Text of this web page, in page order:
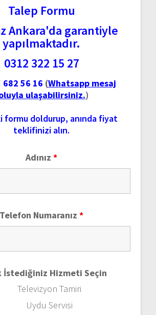
Talep Formu
Ankara'da garantiyle
yapılmaktadır.
0312 322 15 27
682 56 16 (Whatsapp mesaj
ulaşabilirsiniz.)
formu doldurup, anında fiyat
teklifinizi alın.
Adınız *
Telefon Numaranız *
İstediğiniz Hizmeti Seçin
Televizyon Tamiri
Uydu Servisi